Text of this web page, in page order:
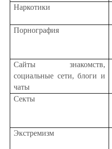
Наркотики
Порнография
Сайты знакомств,
социальные сети, блоги и
чаты
Секты
Экстремизм